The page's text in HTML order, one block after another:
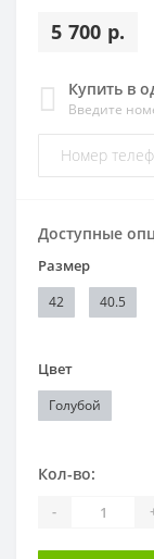
5 700 р.
Купить в
Введите
Доступные
Размер
42 40.5
Цвет
Голубой
Кол-во:
-